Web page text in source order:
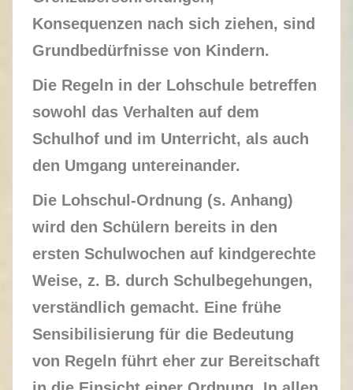
Konsequenzen nach sich ziehen, sind
Grundbedürfnisse von Kindern.
Die Regeln in der Lohschule betreffen
sowohl das Verhalten auf dem
Schulhof und im Unterricht, als auch
den Umgang untereinander.
Die Lohschul-Ordnung (s. Anhang)
wird den Schülern bereits in den
ersten Schulwochen auf kindgerechte
Weise, z. B. durch Schulbegehungen,
verständlich gemacht. Eine frühe
Sensibilisierung für die Bedeutung
von Regeln führt eher zur Bereitschaft